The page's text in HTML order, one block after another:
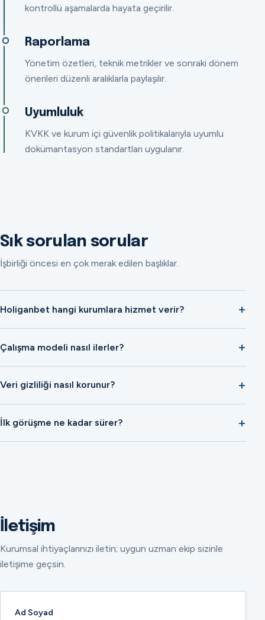
kontrollü aşamalarda hayata geçirilir.
Raporlama
Yönetim özetleri, teknik metrikler ve sonraki dönem
önerileri düzenli aralıklarla paylaşılır.
Uyumluluk
KVKK ve kurum içi güvenlik politikalarıyla uyumlu
dokümantasyon standartları uygulanır.
Sık sorulan sorular
İşbirliği öncesi en çok merak edilen başlıklar.
Holiganbet hangi kurumlara hizmet verir?
Çalışma modeli nasıl ilerler?
Veri gizliliği nasıl korunur?
İlk görüşme ne kadar sürer?
İletişim
Kurumsal ihtiyaçlarınızı iletin; uygun uzman ekip sizinle
iletişime geçsin.
Ad Soyad